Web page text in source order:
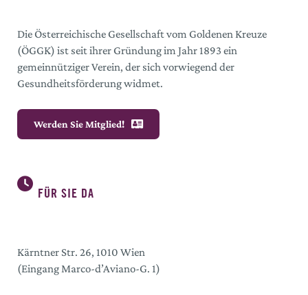
Die Österreichische Gesellschaft vom Goldenen Kreuze
(ÖGGK) ist seit ihrer Gründung im Jahr 1893 ein
gemeinnütziger Verein, der sich vorwiegend der
Gesundheitsförderung widmet.
Werden Sie Mitglied!
FÜR SIE DA
Kärntner Str. 26, 1010 Wien
(Eingang Marco-d’Aviano-G. 1)